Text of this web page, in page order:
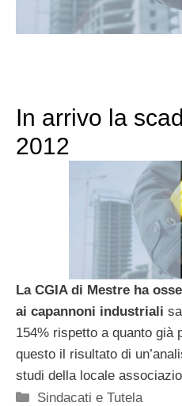
In arrivo la
2012
La CGIA di Mestre ha
ai capannoni industriali
154% rispetto a quanto già
questo il risultato di
studi della locale
Categorie
Sindacati e Tutela